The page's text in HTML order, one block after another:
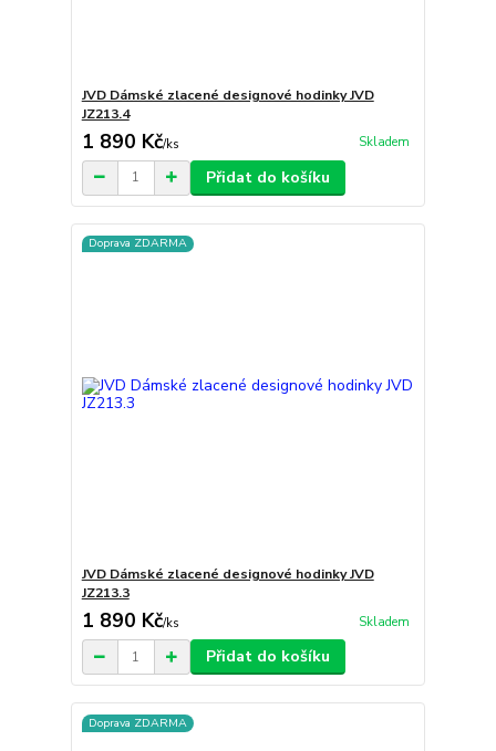
JVD Dámské zlacené designové hodinky JVD
JZ213.4
1 890 Kč/ks Skladem
Přidat do košíku
Doprava ZDARMA
JVD Dámské zlacené designové hodinky JVD
JZ213.3
1 890 Kč/ks Skladem
Přidat do košíku
Doprava ZDARMA